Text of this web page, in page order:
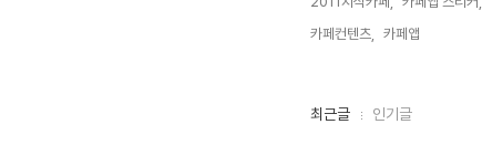
카페컨텐츠,
카페앱,
최
최근글 인기글